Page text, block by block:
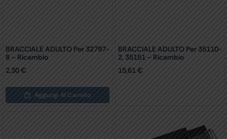
BRACCIALE ADULTO Per 32797-
8 – Ricambio
2,30€
Aggiungi Al Carrello
BRACCIALE ADULTO Per 35110-
2, 35151 – Ricambio
15,61€